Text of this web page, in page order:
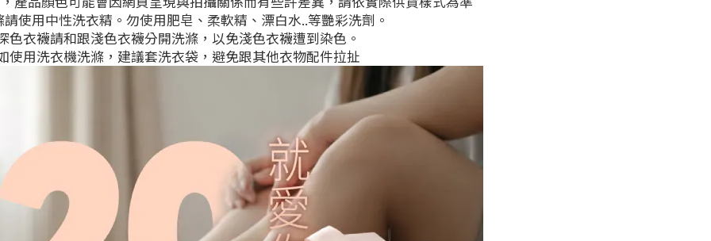
請使用中性洗衣精。勿使用肥皂、柔軟精、漂白水..等艷彩洗劑。
色衣襪請和跟淺色衣襪分開洗滌，以免淺色衣襪遭到染色。
使用洗衣機洗滌，建議套洗衣袋，避免跟其他衣物配件拉扯